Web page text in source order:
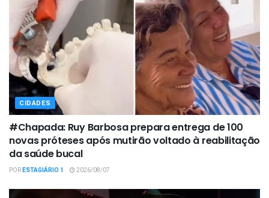
CIDADES
#Chapada: Ruy Barbosa prepara entrega de 100
novas próteses após mutirão voltado à reabilitação
da saúde bucal
PORESTAGIÁRIO 1 2026/08/07